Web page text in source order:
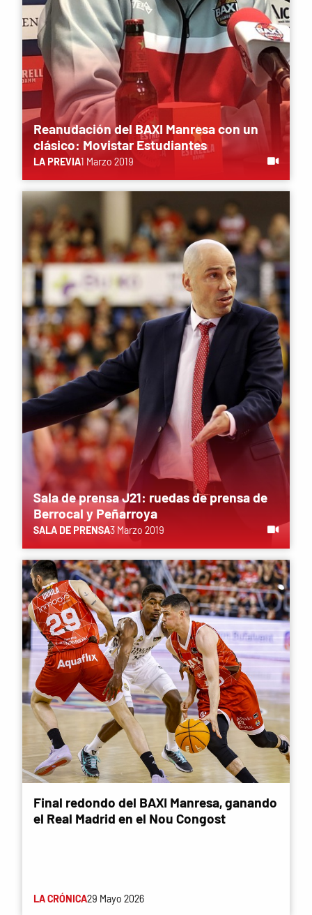
Reanudación del BAXI Manresa con un
clásico: Movistar Estudiantes
LA PREVIA1 Marzo 2019
Sala de prensa J21: ruedas de prensa de
Berrocal y Peñarroya
SALA DE PRENSA3 Marzo 2019
Final redondo del BAXI Manresa, ganando
el Real Madrid en el Nou Congost
LA CRÓNICA29 Mayo 2026